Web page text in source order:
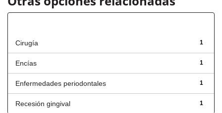
1
Cirugía
1
Encías
1
Enfermedades periodontales
1
Recesión gingival